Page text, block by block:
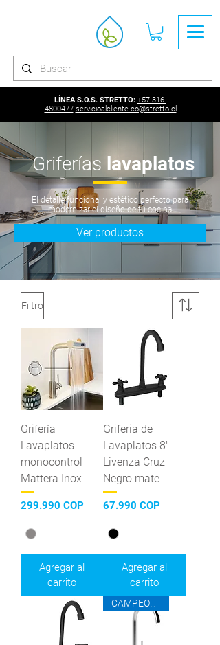
LÍNEA S.O.S. STRETTO: +57-316-
4800477 servicioalcliente.co@stretto.cl
Griferías lavaplatos
El detalle funcional y estético perfecto para
modernizar el diseño de tu cocina
Ver productos
Filtro
Grifería
Lavaplatos
monocontrol
Mattera Inox
Precio
299.990 COP
Agregar al
carrito
Griferia de
Lavaplatos 8"
Livenza Cruz
Negro mate
Precio
67.990 COP
Agregar al
carrito